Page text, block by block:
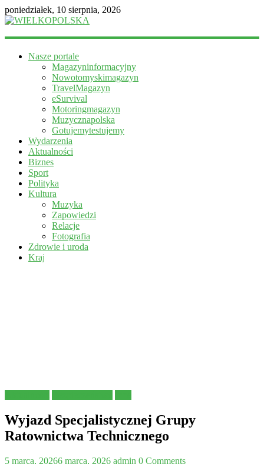
poniedziałek, 10 sierpnia, 2026
WIELKOPOLSKA
informacyjny
Nasze portale
Magazyninformacyjny
Nowotomyskimagazyn
TravelMagazyn
eSurvival
Motoringmagazyn
Muzycznapolska
Gotujemytestujemy
Wydarzenia
Aktualności
Biznes
Sport
Polityka
Kultura
Muzyka
Zapowiedzi
Relacje
Fotografia
Zdrowie i uroda
Kraj
Wyjazd Specjalistycznej Grupy
Ratownictwa Technicznego
5 marca, 20266 marca, 2026 admin 0 Comments